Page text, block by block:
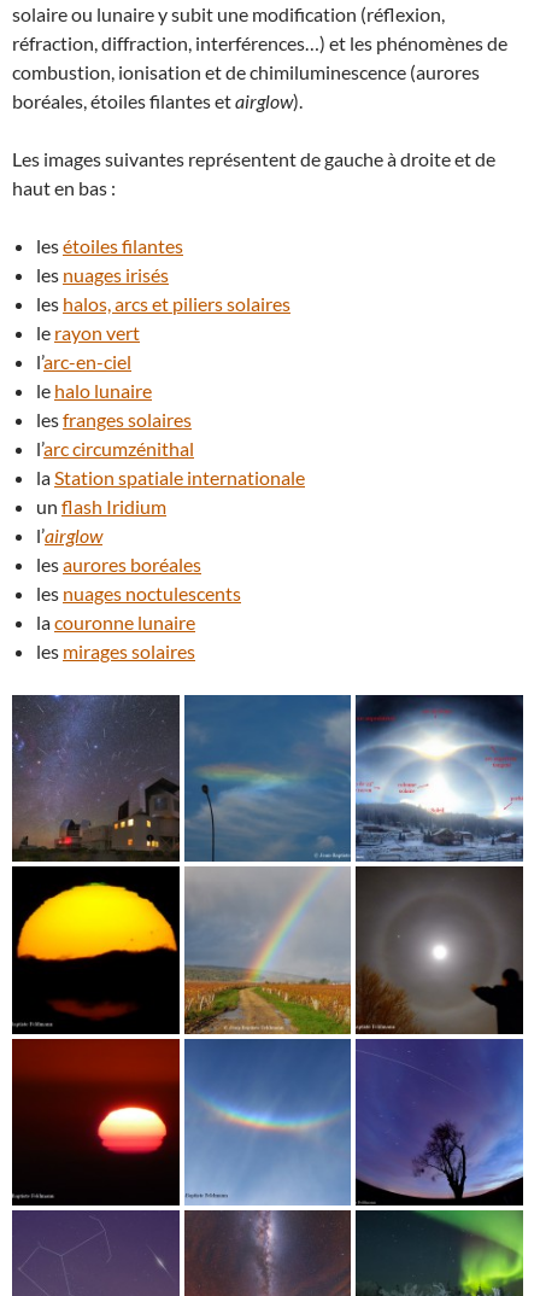
solaire ou lunaire y subit une modification (réflexion,
réfraction, diffraction, interférences…) et les phénomènes de
combustion, ionisation et de chimiluminescence (aurores
boréales, étoiles filantes etairglow).
Les images suivantes représentent de gauche à droite et de
haut en bas :
lesétoiles filantes
les nuages irisés
les halos, arcs et piliers solaires
le rayon vert
l’arc-en-ciel
le halo lunaire
lesfranges solaires
l’arc circumzénithal
la Station spatiale internationale
un flash Iridium
l’airglow
lesaurores boréales
les nuages noctulescents
lacouronne lunaire
les mirages solaires